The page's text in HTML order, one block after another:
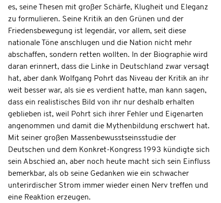
es, seine Thesen mit großer Schärfe, Klugheit und Eleganz
zu formulieren. Seine Kritik an den Grünen und der
Friedensbewegung ist legendär, vor allem, seit diese
nationale Töne anschlugen und die Nation nicht mehr
abschaffen, sondern retten wollten. In der Biographie wird
daran erinnert, dass die Linke in Deutschland zwar versagt
hat, aber dank Wolfgang Pohrt das Niveau der Kritik an ihr
weit besser war, als sie es verdient hatte, man kann sagen,
dass ein realistisches Bild von ihr nur deshalb erhalten
geblieben ist, weil Pohrt sich ihrer Fehler und Eigenarten
angenommen und damit die Mythenbildung erschwert hat.
Mit seiner großen Massenbewusstseinsstudie der
Deutschen und dem Konkret-Kongress 1993 kündigte sich
sein Abschied an, aber noch heute macht sich sein Einfluss
bemerkbar, als ob seine Gedanken wie ein schwacher
unterirdischer Strom immer wieder einen Nerv treffen und
eine Reaktion erzeugen.